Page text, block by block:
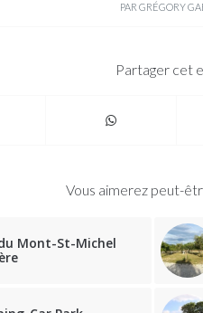
PAR GRÉGORY
Partager cet
Vous aimerez peut-
Mont-St-Michel